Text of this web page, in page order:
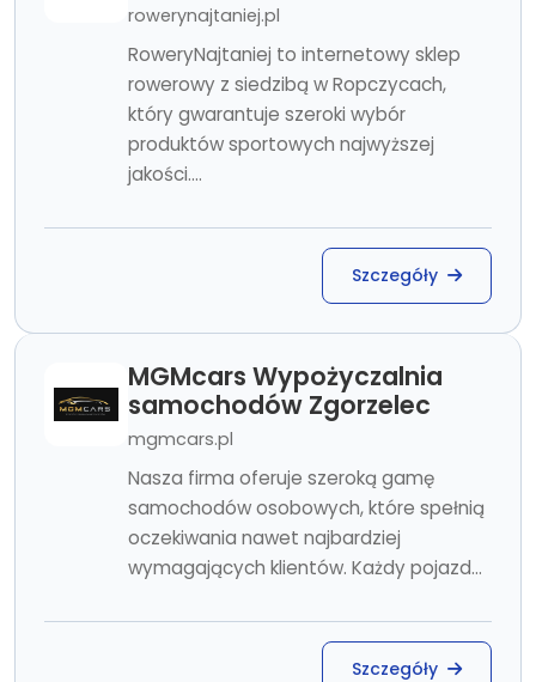
rowerynajtaniej.pl
RoweryNajtaniej to internetowy sklep
rowerowy z siedzibą w Ropczycach,
który gwarantuje szeroki wybór
produktów sportowych najwyższej
jakości....
Szczegóły
MGMcars Wypożyczalnia
samochodów Zgorzelec
mgmcars.pl
Nasza firma oferuje szeroką gamę
samochodów osobowych, które spełnią
oczekiwania nawet najbardziej
wymagających klientów. Każdy pojazd...
Szczegóły